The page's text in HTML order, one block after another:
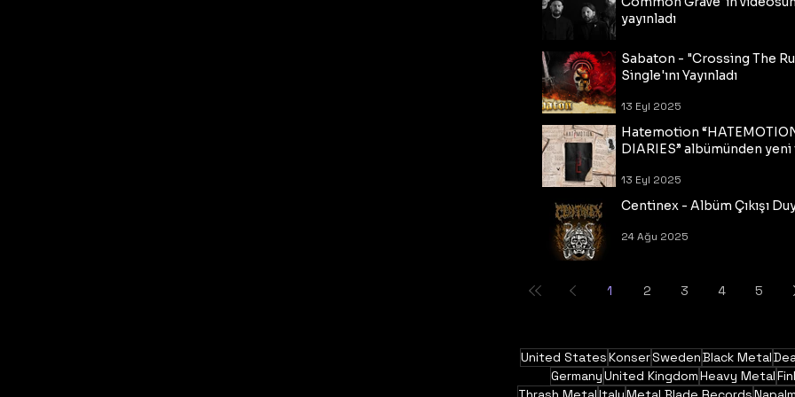
yayınladı
Sabaton - "Crossing The
Single'ını Yayınladı
13 Eyl 2025
Hatemotion
DIARIES” albümünden
13 Eyl 2025
Centinex - Albüm Çıkışı
24 Ağu 2025
1 2 3 4 5
United StatesKonserSwedenBlack Metal
GermanyUnited KingdomHeavy Metal